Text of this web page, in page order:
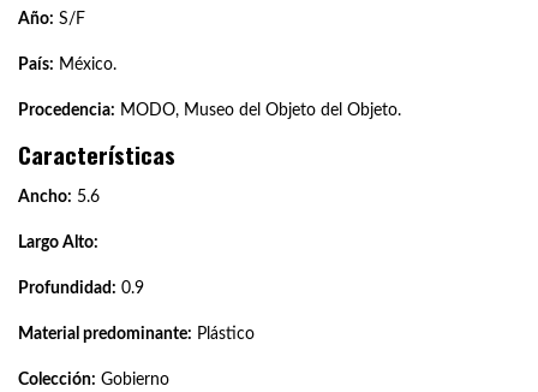
Año: S/F
País: México.
Procedencia: MODO, Museo del Objeto del Objeto.
Características
Ancho: 5.6
Largo Alto:
Profundidad: 0.9
Material predominante: Plástico
Colección: Gobierno